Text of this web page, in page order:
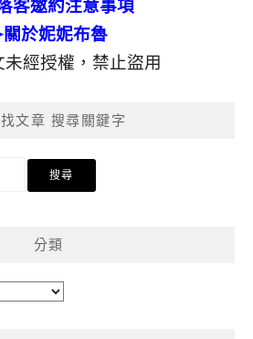
客邀約注意事項
於妮妮布魯
未經授權，禁止盜用
文章 搜尋關鍵字
分類